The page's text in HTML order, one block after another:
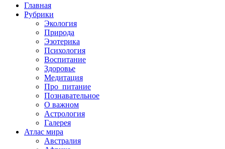
Главная
Рубрики
Экология
Природа
Эзотерика
Психология
Воспитание
Здоровье
Медитация
Про_питание
Познавательное
О важном
Астрология
Галерея
Атлас мира
Австралия